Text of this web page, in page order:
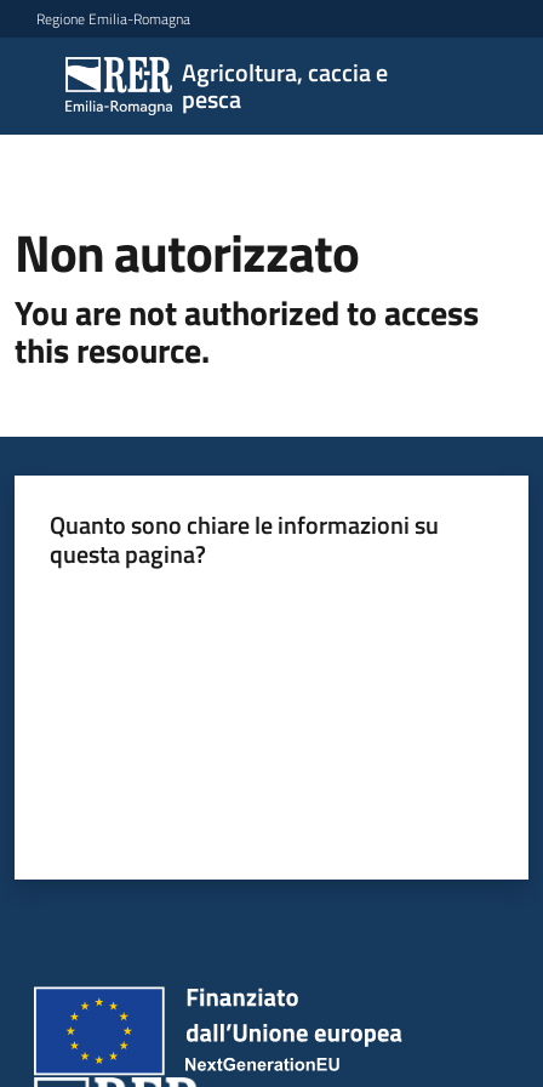
Vai al contenuto
Vai alla navigazione
Vai al footer
Regione Emilia-Romagna
Agricoltura, caccia e
pesca
Agricoltura,
caccia e
pesca
Argomenti
Novità
Servizi
atti
bandi
in
Seguici
Non autorizzato
You are not authorized to access
this resource.
Quanto sono chiare le informazioni su
questa pagina?